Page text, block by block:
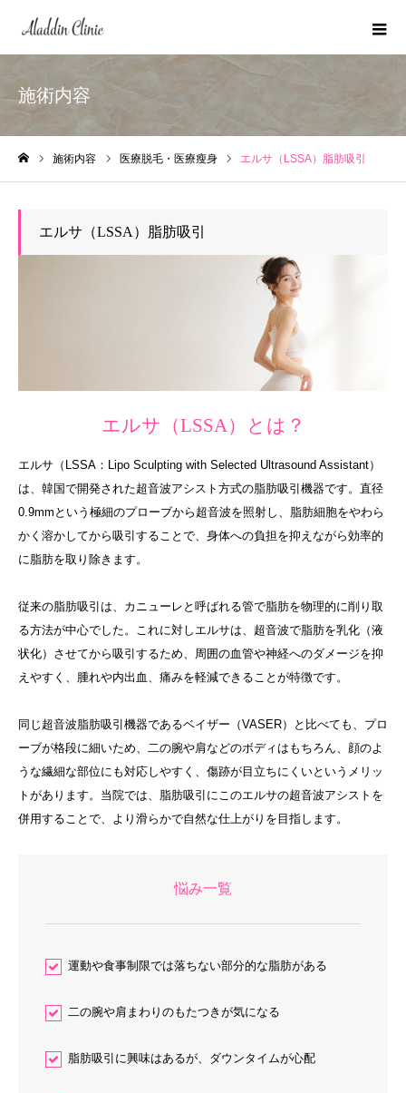
施術内容
施術内容 医療脱毛・医療瘦身 エルサ（LSSA）脂肪吸引
エルサ（LSSA）脂肪吸引
エルサ（LSSA）とは？
エルサ（LSSA：Lipo Sculpting with Selected Ultrasound Assistant）
は、韓国で開発された超音波アシスト方式の脂肪吸引機器です。直径
0.9mmという極細のプローブから超音波を照射し、脂肪細胞をやわら
かく溶かしてから吸引することで、身体への負担を抑えながら効率的
に脂肪を取り除きます。
従来の脂肪吸引は、カニューレと呼ばれる管で脂肪を物理的に削り取
る方法が中心でした。これに対しエルサは、超音波で脂肪を乳化（液
状化）させてから吸引するため、周囲の血管や神経へのダメージを抑
えやすく、腫れや内出血、痛みを軽減できることが特徴です。
同じ超音波脂肪吸引機器であるベイザー（VASER）と比べても、プロ
ーブが格段に細いため、二の腕や肩などのボディはもちろん、顔のよ
うな繊細な部位にも対応しやすく、傷跡が目立ちにくいというメリッ
トがあります。当院では、脂肪吸引にこのエルサの超音波アシストを
併用することで、より滑らかで自然な仕上がりを目指します。
悩み一覧
運動や食事制限では落ちない部分的な脂肪がある
二の腕や肩まわりのもたつきが気になる
脂肪吸引に興味はあるが、ダウンタイムが心配